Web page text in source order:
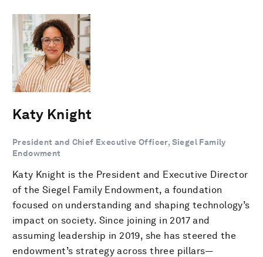
Katy Knight
President and Chief Executive Officer, Siegel Family
Endowment
Katy Knight is the President and Executive Director
of the Siegel Family Endowment, a foundation
focused on understanding and shaping technology’s
impact on society. Since joining in 2017 and
assuming leadership in 2019, she has steered the
endowment’s strategy across three pillars—